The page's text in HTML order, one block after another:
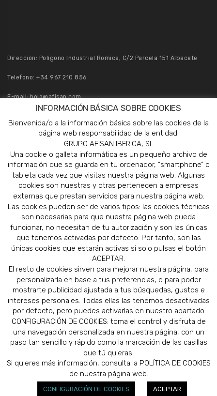
Dirección: Polígono Industrial Romica, C/2 Parcela 151 Albacete
Telefono: +34 967 210 856
E-mail:hola@afisan.com
© 2019 AFISAN.COM - DISEÑADO PORINFORMATICA24.COM
Política de
.Sus datos seguros.Politica de cookies
INFORMACIÓN BÁSICA SOBRE COOKIES
Bienvenida/o a la información básica sobre las cookies de la
página web responsabilidad de la entidad:
GRUPO AFISAN IBERICA, SL
Una cookie o galleta informática es un pequeño archivo de
información que se guarda en tu ordenador, “smartphone” o
tableta cada vez que visitas nuestra página web. Algunas
cookies son nuestras y otras pertenecen a empresas
externas que prestan servicios para nuestra página web.
Las cookies pueden ser de varios tipos: las cookies técnicas
son necesarias para que nuestra página web pueda
funcionar, no necesitan de tu autorización y son las únicas
que tenemos activadas por defecto. Por tanto, son las
únicas cookies que estarán activas si solo pulsas el botón
ACEPTAR.
El resto de cookies sirven para mejorar nuestra página, para
personalizarla en base a tus preferencias, o para poder
mostrarte publicidad ajustada a tus búsquedas, gustos e
intereses personales. Todas ellas las tenemos desactivadas
por defecto, pero puedes activarlas en nuestro apartado
CONFIGURACIÓN DE COOKIES: toma el control y disfruta de
una navegación personalizada en nuestra página, con un
paso tan sencillo y rápido como la marcación de las casillas
que tú quieras.
Si quieres más información, consulta la POLÍTICA DE COOKIES
de nuestra página web.
CONFIGURACIÓN DE COOKIES ACEPTAR